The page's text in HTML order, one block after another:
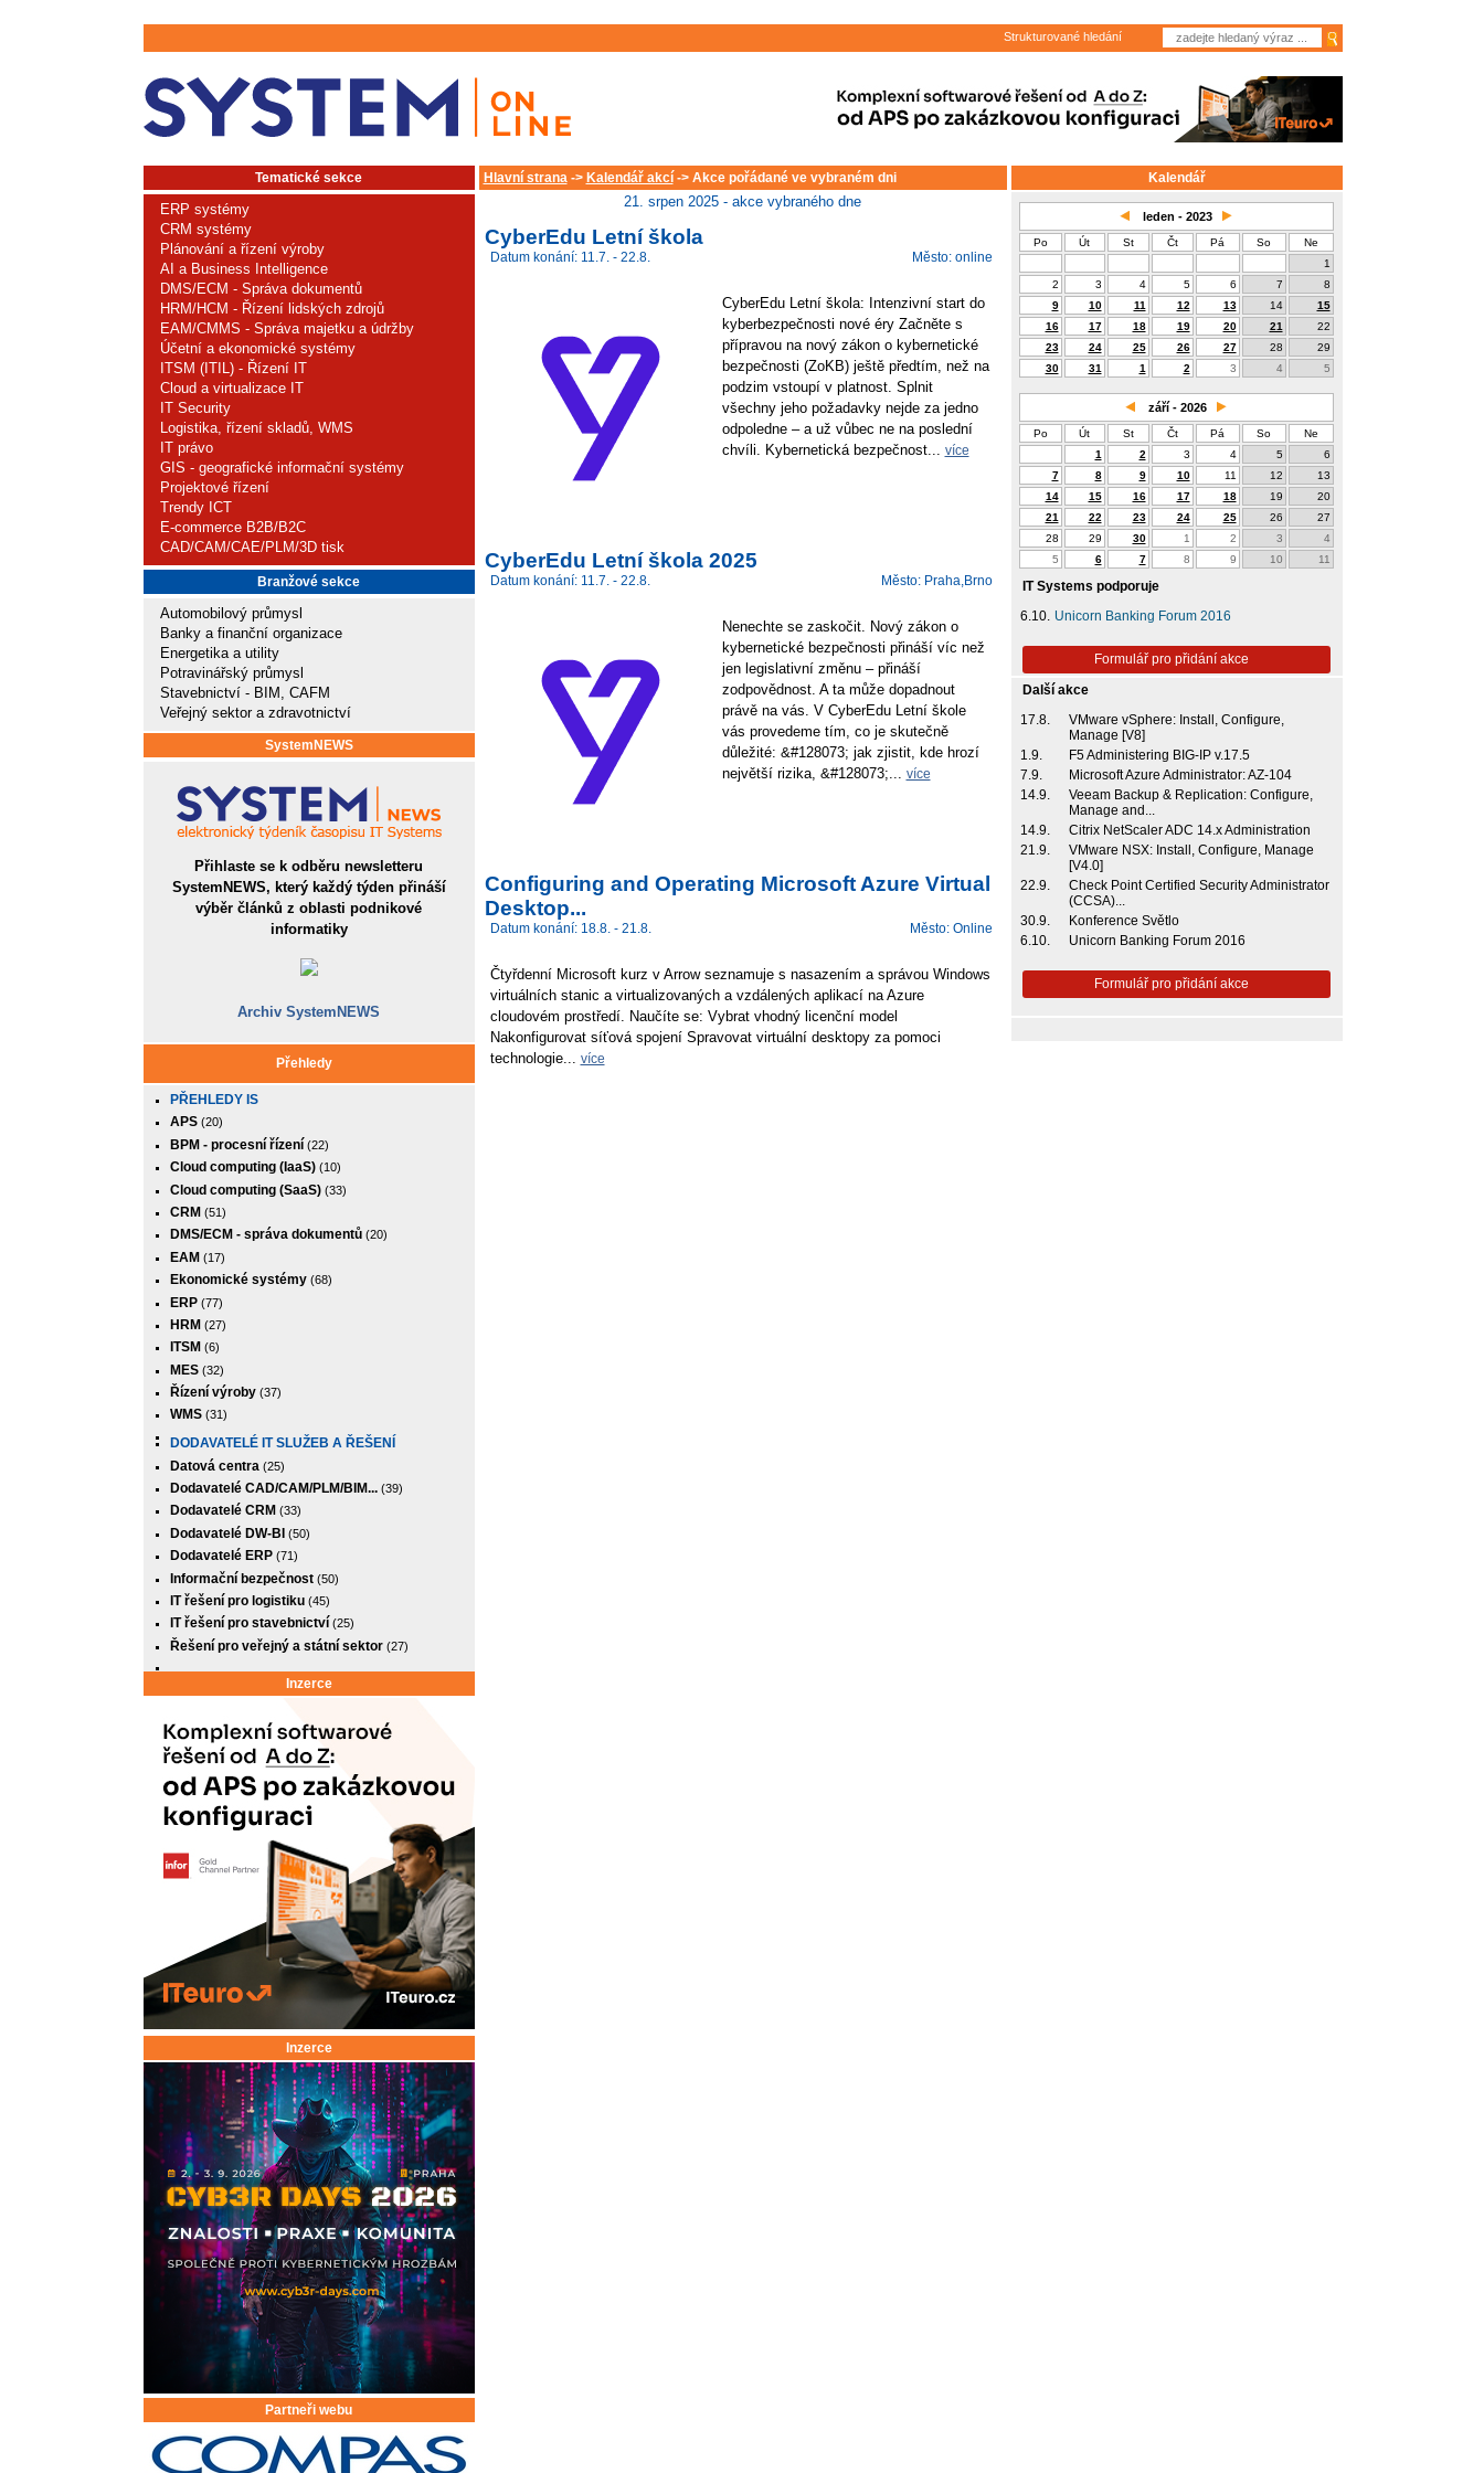
Strukturované hledání
Tematické sekce
ERP systémy
CRM systémy
Plánování a řízení výroby
AI a Business Intelligence
DMS/ECM - Správa dokumentů
HRM/HCM - Řízení lidských zdrojů
EAM/CMMS - Správa majetku a údržby
Účetní a ekonomické systémy
ITSM (ITIL) - Řízení IT
Cloud a virtualizace IT
IT Security
Logistika, řízení skladů, WMS
IT právo
GIS - geografické informační systémy
Projektové řízení
Trendy ICT
E-commerce B2B/B2C
CAD/CAM/CAE/PLM/3D tisk
Branžové sekce
Automobilový průmysl
Banky a finanční organizace
Energetika a utility
Potravinářský průmysl
Stavebnictví - BIM, CAFM
Veřejný sektor a zdravotnictví
SystemNEWS
Přihlaste se k odběru newsletteru
SystemNEWS, který každý týden přináší
výběr článků z oblasti podnikové
informatiky
Archiv SystemNEWS
Přehledy
PŘEHLEDY IS
APS(20)
BPM - procesní řízení(22)
Cloud computing (IaaS)(10)
Cloud computing (SaaS)(33)
CRM (51)
DMS/ECM - správa dokumentů(20)
EAM (17)
Ekonomické systémy(68)
ERP(77)
HRM (27)
ITSM (6)
MES(32)
Řízení výroby(37)
WMS(31)
DODAVATELÉ IT SLUŽEB A ŘEŠENÍ
Datová centra (25)
Dodavatelé CAD/CAM/PLM/BIM...(39)
Dodavatelé CRM (33)
Dodavatelé DW-BI (50)
Dodavatelé ERP(71)
Informační bezpečnost(50)
IT řešení pro logistiku(45)
IT řešení pro stavebnictví(25)
Řešení pro veřejný a státní sektor(27)
Inzerce
Inzerce
Partneři webu
Hlavní strana-> Kalendář akcí-> Akce pořádané ve vybraném dni
21. srpen 2025 - akce vybraného dne
CyberEdu Letní škola
Datum konání: 11.7. - 22.8. Město: online
CyberEdu Letní škola: Intenzivní start do
kyberbezpečnosti nové éry Začněte s
přípravou na nový zákon o kybernetické
bezpečnosti (ZoKB) ještě předtím, než na
podzim vstoupí v platnost. Splnit
všechny jeho požadavky nejde za jedno
odpoledne – a už vůbec ne na poslední
chvíli. Kybernetická bezpečnost... více
CyberEdu Letní škola 2025
Datum konání: 11.7. - 22.8. Město: Praha,Brno
Nenechte se zaskočit. Nový zákon o
kybernetické bezpečnosti přináší víc než
jen legislativní změnu – přináší
zodpovědnost. A ta může dopadnout
právě na vás. V CyberEdu Letní škole
vás provedeme tím, co je skutečně
důležité: &#128073; jak zjistit, kde hrozí
největší rizika, &#128073;... více
Configuring and Operating Microsoft Azure Virtual
Desktop...
Datum konání: 18.8. - 21.8. Město: Online
Čtyřdenní Microsoft kurz v Arrow seznamuje s nasazením a správou Windows
virtuálních stanic a virtualizovaných a vzdálených aplikací na Azure
cloudovém prostředí. Naučíte se: Vybrat vhodný licenční model
Nakonfigurovat síťová spojení Spravovat virtuální desktopy za pomoci
technologie... více
Kalendář
leden - 2023
Po Út St Čt Pá So
Ne
1
2
3 4 5 6 7
8
9
10 11 12 13 14
15
16
17 18 19 20 21
22
23
24 25 26 27 28
29
30
31 1 2 3 4 5
září - 2026
Po Út St Čt Pá So
Ne
1
2 3 4 5
6
7
8 9 10 11 12
13
14
15 16 17 18 19
20
21
22 23 24 25 26
27
28
29 30 1 2 3
4
5
6 7 8 9 10 11
IT Systems podporuje
6.10. Unicorn Banking Forum 2016
Formulář pro přidání akce
Další akce
17.8.
VMware vSphere: Install, Configure,
Manage [V8]
1.9.
F5 Administering BIG-IP v.17.5
7.9.
Microsoft Azure Administrator: AZ-104
14.9.
Veeam Backup & Replication: Configure,
Manage and...
14.9.
Citrix NetScaler ADC 14.x Administration
21.9.
VMware NSX: Install, Configure, Manage
[V4.0]
22.9.
Check Point Certified Security Administrator
(CCSA)...
30.9.
Konference Světlo
6.10.
Unicorn Banking Forum 2016
Formulář pro přidání akce